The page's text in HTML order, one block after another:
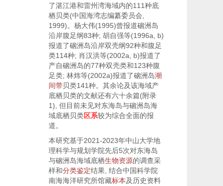
了湛江港和雷州湾海域内的111种底
栖贝类(中国海湾志编纂委员会,
1999)。杨大伟(1995)曾报道硇洲岛
沿岸腹足纲83种; 胡自强等(1996a b)
报道了硇洲岛沿岸双壳纲92种和腹足
类114种; 肖汉洪等(2002a b)报道了
产自硇洲岛的77种双壳类和123种腹
足类; 林炜等(2002a)报道了硇洲岛潮
间带贝类141种。其余论及该海域产
底栖贝类的文献还有六十余篇(附录
1), 但目前未见对东海岛与硇洲岛海
域底栖贝类区系较为综合全面的报
道。
本研究基于2021-2023年中山大学地
理科学与规划学院先后5次对东海岛
与硇洲岛海域底栖生物资源的调查采
样和分类鉴定结果, 结合中国科学院
南海海洋研究所馆藏标本及历史资料